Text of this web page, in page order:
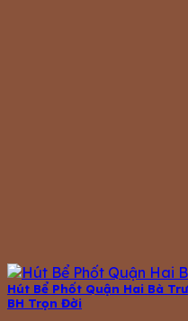
Hút Bể Phốt Quận Hai Bà
BH Trọn Đời